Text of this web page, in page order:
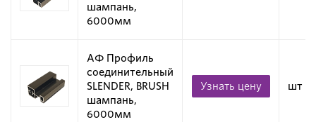
шампань,
6000мм
АФ Профиль
соединительный
SLENDER, BRUSH
шампань,
6000мм
Узнать цену шт